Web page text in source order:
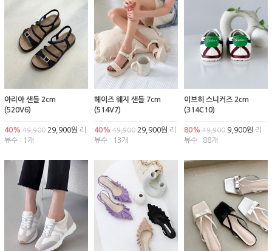
아리아 샌들 2cm
(520V6)
40% 49,900 29,900원 리
뷰수 : 1개
헤이즈 웨지 샌들 7cm
(514V7)
40% 49,90029,900원 리
뷰수 : 13개
이브히 스니커즈 2cm
(314C10)
80% 49,9009,900원 리
뷰수 : 88개